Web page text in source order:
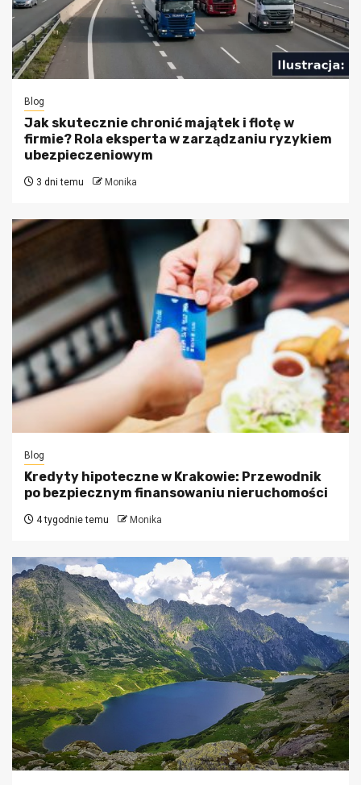
Blog
Jak skutecznie chronić majątek i flotę w
firmie? Rola eksperta w zarządzaniu ryzykiem
ubezpieczeniowym
3 dni temu Monika
Blog
Kredyty hipoteczne w Krakowie: Przewodnik
po bezpiecznym finansowaniu nieruchomości
4 tygodnie temu Monika